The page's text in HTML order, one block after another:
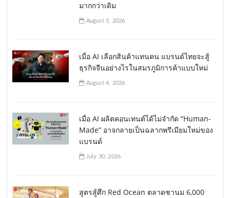
มากกว่าเดิม
August 5, 2026
เมื่อ AI เลือกสินค้าแทนคน แบรนด์ไทยจะสู้
ธุรกิจจีนอย่างไรในสมรภูมิการค้าแบบใหม่
August 4, 2026
เมื่อ AI ผลิตคอนเทนต์ได้ไม่จำกัด “Human-
Made” อาจกลายเป็นฉลากพรีเมียมใหม่ของ
แบรนด์
July 30, 2026
สูตรสู้ศึก Red Ocean ตลาดชานม 6,000